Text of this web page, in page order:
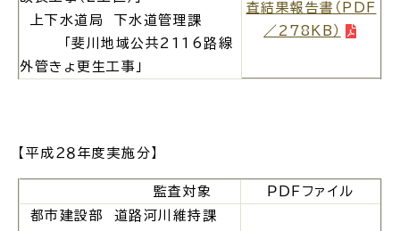
子育て便利帳
プリ
上下水道局 下水道管理課
「斐川地域公共2116路線
外管きょ更生工事」
査結果報告書（PDF
／278KB）
【平成２８年度実施分】
監査対象
ＰＤＦファイル
都市建設部 道路河川維持課